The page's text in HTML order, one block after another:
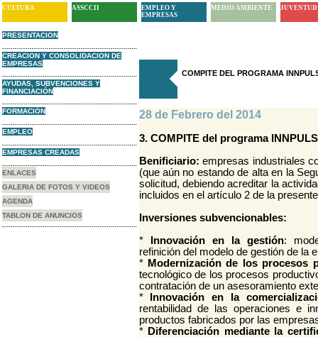
CULTURA ASSCCII
EMPLEO Y
EMPRESAS
MEDIO AMBIENTE JUVENTUD
PRESENTACION
CREACION Y CONSOLIDACION DE
EMPRESAS
AYUDAS, SUBVENCIONES Y
FINANCIACIÓN
FORMACIÓN
EMPLEO
EMPRESAS CREADAS
ENLACES
GALERIA DE FOTOS Y VIDEOS
AGENDA
TABLON DE ANUNCIOS
COMPITE DEL PROGRAMA
28 de Febrero del 2014
3. COMPITE del programa
Benificiario:empresas industriales
(que aún no estando de alta en la
solicitud, debiendo acreditar la
incluidos en el artículo 2 de la
Inversiones subvencionables:
*
Innovación en la gestión:
refinición del modelo de gestión de la
*Modernización de los procesos
tecnológico de los procesos
contratación de un asesoramiento
*
Innovación en la
rentabilidad de las operaciones e
productos fabricados por las
*Diferenciación mediante la